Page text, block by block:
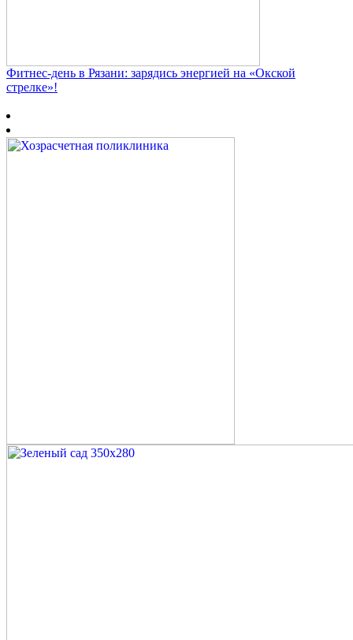
Фитнес‑день в Рязани: зарядись энергией на «Окской
стрелке»!